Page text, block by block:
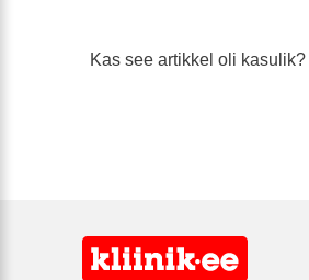
Kas see artikkel oli kasulik?